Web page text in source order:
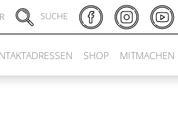
SUCHE
SHOP MITMACHEN